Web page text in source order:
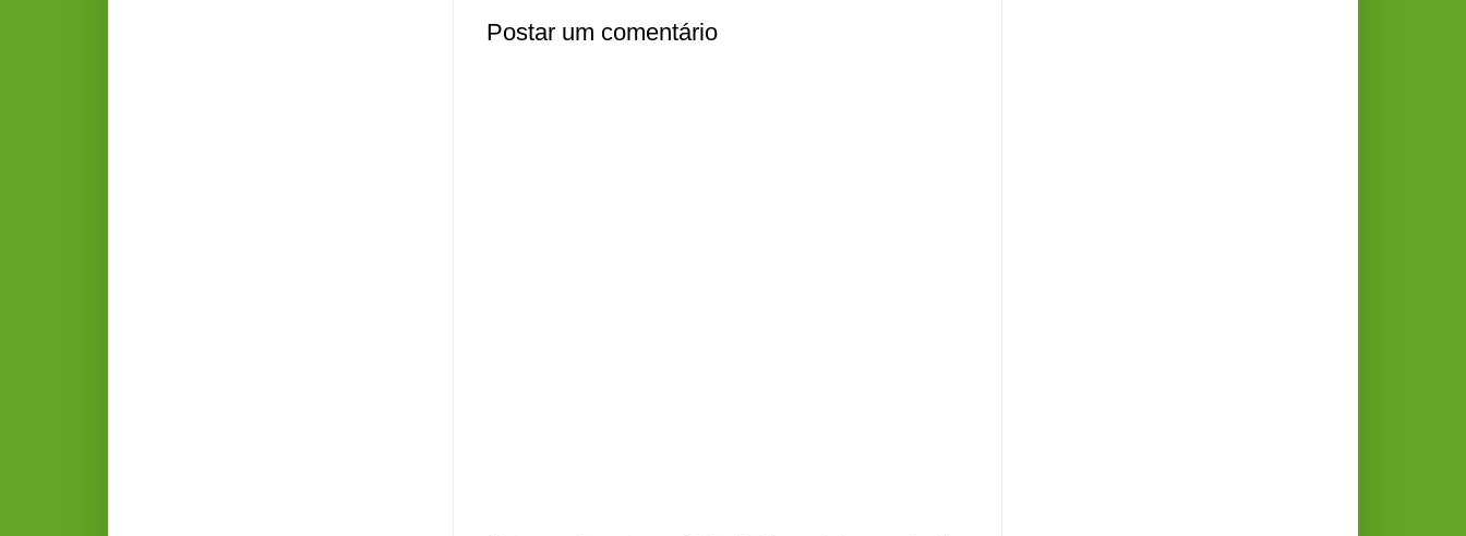
Postar um comentário